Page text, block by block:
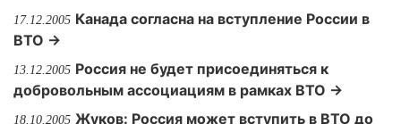
17.12.2005 Канада согласна на вступление России в
ВТО →
13.12.2005 Россия не будет присоединяться к
добровольным ассоциациям в рамках ВТО →
18.10.2005 Жуков: Россия может вступить в ВТО до